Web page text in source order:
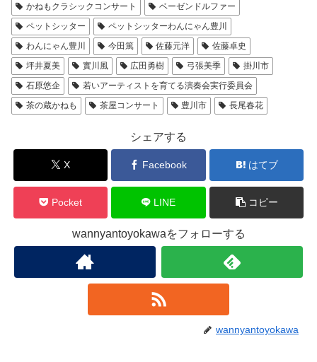
かねもクラシックコンサート
ベーゼンドルファー
ペットシッター
ペットシッターわんにゃん豊川
わんにゃん豊川
今田篤 佐藤元洋
佐藤卓史
坪井夏美
實川風 広田勇樹 弓張美季
掛川市
石原悠企
若いアーティストを育てる演奏会実行委員会
茶の蔵かねも
茶屋コンサート 豊川市 長尾春花
シェアする
X Facebook はてブ
Pocket LINE コピー
wannyantoyokawaをフォローする
wannyantoyokawa